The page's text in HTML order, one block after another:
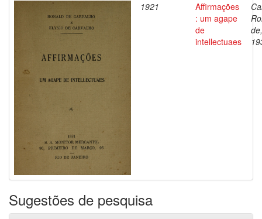
1921
Affirmações
: um agape
de
intellectuaes
Sugestões de pesquisa